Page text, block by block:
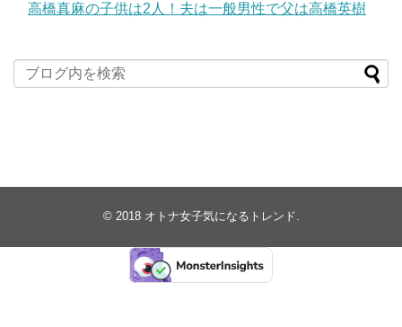
高橋真麻の子供は2人！夫は一般男性で父は高橋英樹
© 2018 オトナ女子気になるトレンド.